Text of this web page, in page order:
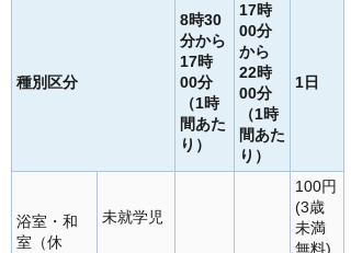
種別区分
8時30
分から
17時
00分
（1時
間あた
り）
17時
00分
から
22時
00分
（1時
間あた
り）
1日
浴室・和
室（休
未就学児
100円
(3歳
未満
無料)